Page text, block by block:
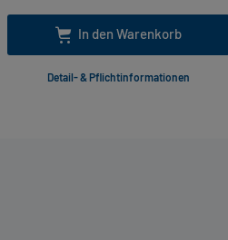
In den Warenkorb
Detail- & Pflichtinformationen